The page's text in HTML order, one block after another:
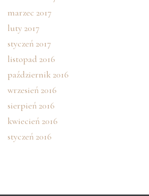
marzec 2017
luty 2017
styczeń 2017
listopad 2016
październik 2016
wrzesień 2016
sierpień 2016
kwiecień 2016
styczeń 2016